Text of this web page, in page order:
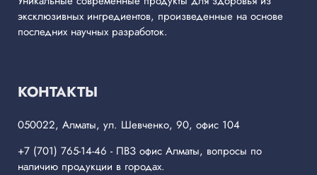
эксклюзивных ингредиентов, произведенные на основе
последних научных разработок.
КОНТАКТЫ
050022, Алматы, ул. Шевченко, 90, офис 104
+7 (701) 765-14-46 - ПВЗ офис Алматы, вопросы по
наличию продукции в городах.